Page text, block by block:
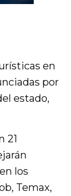
en
por
estado,
21
los
Temax,